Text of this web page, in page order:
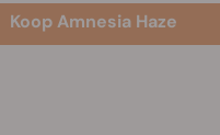
Koop Amnesia Haze